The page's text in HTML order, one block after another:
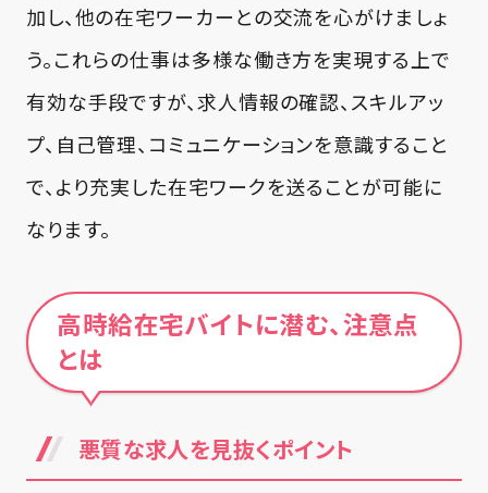
加し、他の在宅ワーカーとの交流を心がけましょ
う。これらの仕事は多様な働き方を実現する上で
有効な手段ですが、求人情報の確認、スキルアッ
プ、自己管理、コミュニケーションを意識すること
で、より充実した在宅ワークを送ることが可能に
なります。
高時給在宅バイトに潜む、注意点
とは
悪質な求人を見抜くポイント